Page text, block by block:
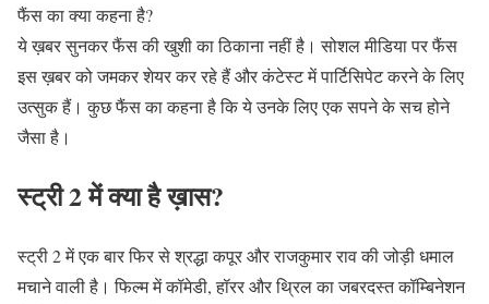
फैंस का क्या कहना है?
ये ख़बर सुनकर फैंस की खुशी का ठिकाना नहीं है। सोशल मीडिया पर फैंस
इस ख़बर को जमकर शेयर कर रहे हैं और कंटेस्ट में पार्टिसिपेट करने के लिए
उत्सुक हैं। कुछ फैंस का कहना है कि ये उनके लिए एक सपने के सच होने
जैसा है।
स्ट्री 2 में क्या है ख़ास?
स्ट्री 2 में एक बार फिर से श्रद्धा कपूर और राजकुमार राव की जोड़ी धमाल
मचाने वाली है। फिल्म में कॉमेडी, हॉरर और थ्रिल का जबरदस्त कॉम्बिनेशन